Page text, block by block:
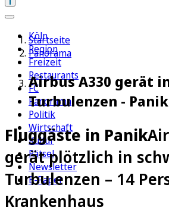
Köln
Region
Freizeit
Restaurants
FC
Panorama
Politik
Wirtschaft
Kultur
Rätsel
Newsletter
E-Paper
Startseite
Panorama
Airbus A330 gerät
Turbulenzen -
Fluggäste in Panik
gerät plötzlich in
Turbulenzen – 14
Krankenhaus